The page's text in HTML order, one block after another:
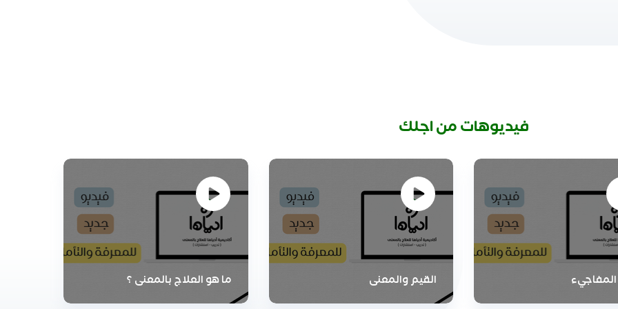
فيديوهات من اجلك
المفاجيء القيم والمعنى ما هو العلاج بالمعنى ؟